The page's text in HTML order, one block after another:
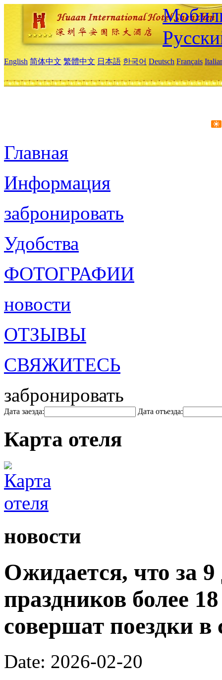
English 简体中文 繁體中文 日本語 한국어 Deutsch Français
Главная
Информация
забронировать
Удобства
ФОТОГРАФИИ
новости
ОТЗЫВЫ
СВЯЖИТЕСЬ
забронировать
Дата заезда: Дата отъезда:
Карта отеля
новости
Ожидается, что за 9
праздников более
совершат поездки
Date: 2026-02-20